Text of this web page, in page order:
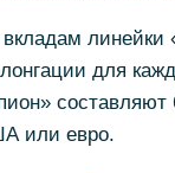
для
или евро.